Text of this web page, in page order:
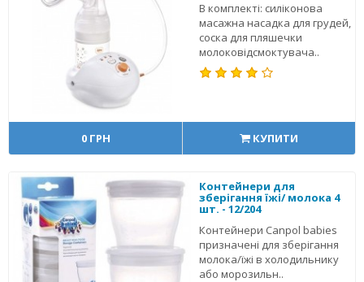
В комплекті: силіконова
масажна насадка для грудей,
соска для пляшечки
молоковідсмоктувача..
0 ГРН КУПИТИ
Контейнери для
зберігання їжі/ молока 4
шт. - 12/204
Контейнери Canpol babies
призначені для зберігання
молока/їжі в холодильнику
або морозильн..